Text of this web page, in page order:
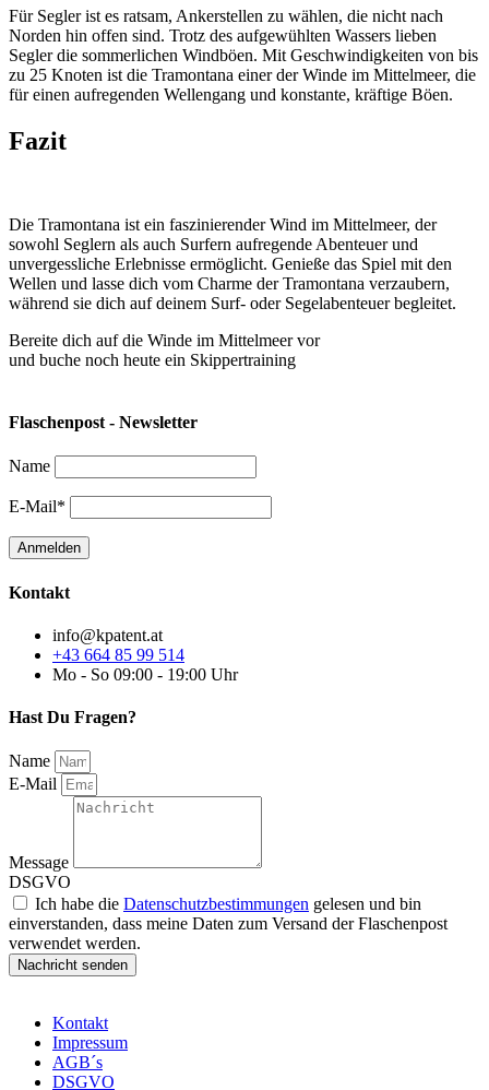
Für Segler ist es ratsam, Ankerstellen zu wählen, die nicht nach
Norden hin offen sind. Trotz des aufgewühlten Wassers lieben
Segler die sommerlichen Windböen. Mit Geschwindigkeiten von bis
zu 25 Knoten ist die Tramontana einer der Winde im Mittelmeer, die
für einen aufregenden Wellengang und konstante, kräftige Böen.
Fazit
Die Tramontana ist ein faszinierender Wind im Mittelmeer, der
sowohl Seglern als auch Surfern aufregende Abenteuer und
unvergessliche Erlebnisse ermöglicht. Genieße das Spiel mit den
Wellen und lasse dich vom Charme der Tramontana verzaubern,
während sie dich auf deinem Surf- oder Segelabenteuer begleitet.
Bereite dich auf die Winde im Mittelmeer vor
und buche noch heute ein Skippertraining
Flaschenpost - Newsletter
Name
E-Mail*
Kontakt
info@kpatent.at
+43 664 85 99 514
Mo - So 09:00 - 19:00 Uhr
Hast Du Fragen?
Name
E-Mail
Message
DSGVO
Ich habe die Datenschutzbestimmungen gelesen und bin
einverstanden, dass meine Daten zum Versand der Flaschenpost
verwendet werden.
Nachricht senden
Kontakt
Impressum
AGB´s
DSGVO